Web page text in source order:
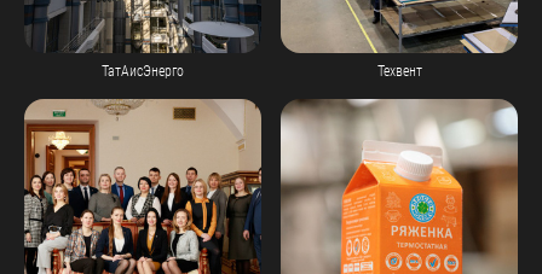
ТатАисЭнерго Техвент